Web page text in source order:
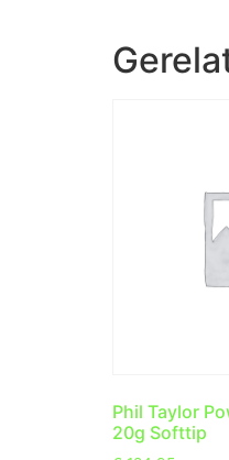
Phil Taylor
20g Softtip